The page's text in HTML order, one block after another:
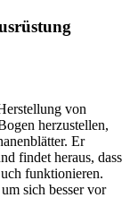
von
herzustellen,
Er
findet heraus, dass
funktionieren.
sich besser vor